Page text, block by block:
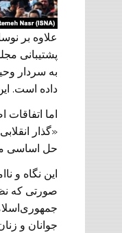
علاوه بر
پشتیبانی
به سردار
داده است.
اما
«گذار
حل اساسی
این نگاه و
صورتی که
جوانان و